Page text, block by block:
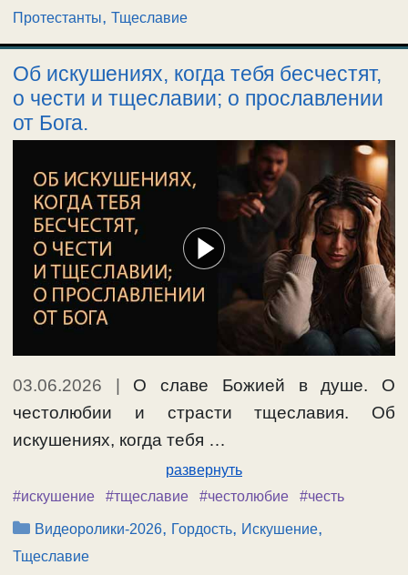
Протестанты, Тщеславие
Об искушениях, когда тебя бесчестят,
о чести и тщеславии; о прославлении
от Бога.
03.06.2026
О славе Божией в душе. О
честолюбии и страсти тщеславия. Об
искушениях, когда тебя …
развернуть
#искушение
#тщеславие #честолюбие #честь
Рубрики
Видеоролики-2026, Гордость, Искушение,
Тщеславие